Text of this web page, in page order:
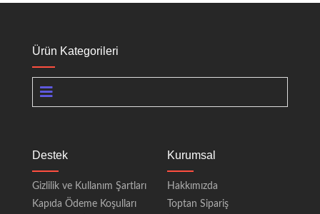
Ürün Kategorileri
Destek
Gizlilik ve Kullanım Şartları
Kapıda Ödeme Koşulları
Kurumsal
Hakkımızda
Toptan Sipariş